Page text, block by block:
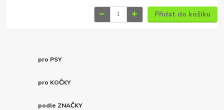
Přidat do košíku
pro PSY
pro KOČKY
podle ZNAČKY